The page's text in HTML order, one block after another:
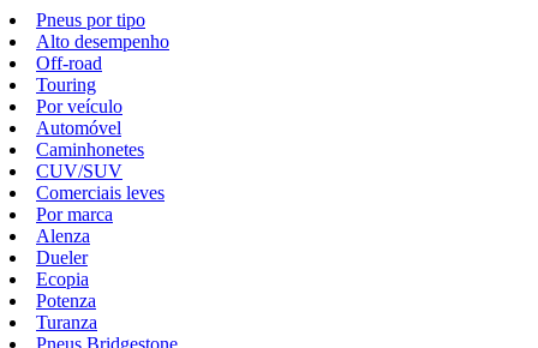
Pneus por tipo
Alto desempenho
Off-road
Touring
Por veículo
Automóvel
Caminhonetes
CUV/SUV
Comerciais leves
Por marca
Alenza
Dueler
Ecopia
Potenza
Turanza
Pneus Bridgestone